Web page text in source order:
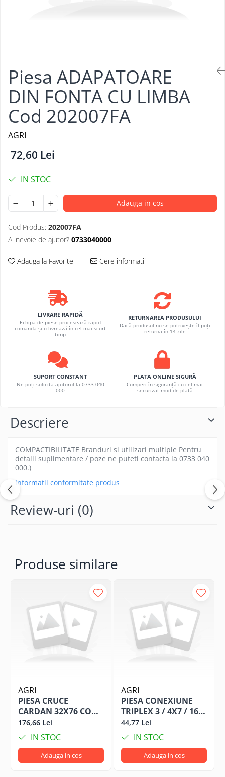
Piesa ADAPATOARE
DIN FONTA CU LIMBA
Cod 202007FA
AGRI
72,60 Lei
IN STOC
Adauga in cos
Cod Produs: 202007FA
Ai nevoie de ajutor? 0733040000
Adauga la Favorite Cere informatii
LIVRARE RAPIDĂ
Echipa de piese procesează rapid
comanda și o livrează în cel mai scurt
timp
RETURNAREA PRODUSULUI
Dacă produsul nu se potrivește îl poți
returna în 14 zile
SUPORT CONSTANT
Ne poți solicita ajutorul la 0733 040
000
PLATA ONLINE SIGURĂ
Cumperi în siguranță cu cel mai
securizat mod de plată
Descriere
COMPACTIBILITATE Branduri si utilizari multiple Pentru
detalii suplimentare / poze ne puteti contacta la 0733 040
000.)
Informatii conformitate produs
Review-uri (0)
Produse similare
AGRI
PIESA CRUCE
CARDAN 32X76 COD
VTE5019
176,66 Lei
IN STOC
Adauga in cos
AGRI
PIESA CONEXIUNE
TRIPLEX 3 / 4X7 / 16
VT34716 COD VT34716
44,77 Lei
IN STOC
Adauga in cos